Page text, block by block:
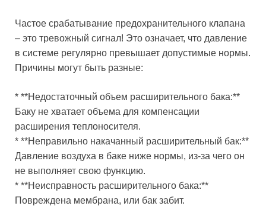
Частое срабатывание предохранительного клапана
– это тревожный сигнал! Это означает, что давление
в системе регулярно превышает допустимые нормы.
Причины могут быть разные:
* **Недостаточный объем расширительного бака:**
Баку не хватает объема для компенсации
расширения теплоносителя.
* **Неправильно накачанный расширительный бак:**
Давление воздуха в баке ниже нормы, из-за чего он
не выполняет свою функцию.
* **Неисправность расширительного бака:**
Повреждена мембрана, или бак забит.